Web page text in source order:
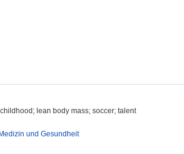
lean body mass; soccer; talent
und Gesundheit